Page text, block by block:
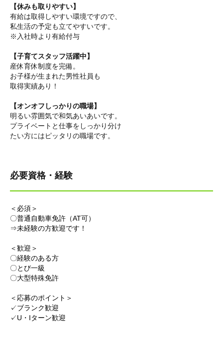
【休みも取りやすい】
有給は取得しやすい環境ですので、
私生活の予定も立てやすいです。
※入社時より有給付与
【子育てスタッフ活躍中】
産休育休制度を完備。
お子様が生まれた男性社員も
取得実績あり！
【オンオフしっかりの職場】
明るい雰囲気で和気あいあいです。
プライベートと仕事をしっかり分け
たい方にはピッタリの職場です。
必要資格・経験
＜必須＞
〇普通自動車免許（AT可）
⇒未経験の方歓迎です！
＜歓迎＞
〇経験のある方
〇とび一級
〇大型特殊免許
＜応募のポイント＞
✓ブランク歓迎
✓U・Iターン歓迎